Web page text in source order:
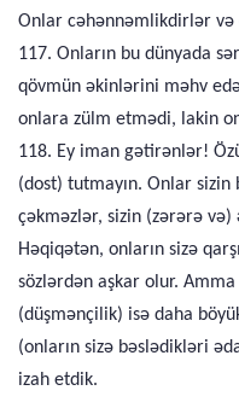
Onlar cəhənnəmlikdirlər və
117. Onların bu dünyada
qövmün əkinlərini məhv
onlara zülm etmədi, lakin
118. Ey iman gətirənlər!
(dost) tutmayın. Onlar
çəkməzlər, sizin (zərərə
Həqiqətən, onların sizə
sözlərdən aşkar olur.
(düşmənçilik) isə daha
(onların sizə bəslədikləri
izah etdik.